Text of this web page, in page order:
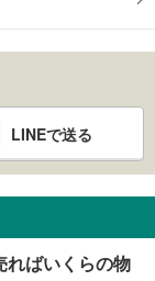
LINEで送る
ればいくらの物